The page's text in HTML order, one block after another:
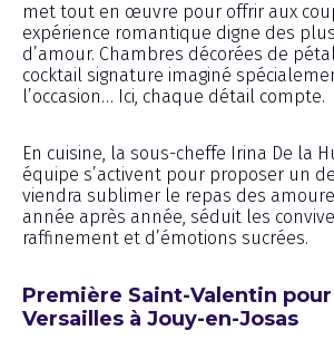
met tout en œuvre pour offrir aux
expérience romantique digne des
d’amour. Chambres décorées de
cocktail signature imaginé
l’occasion… Ici, chaque détail compte.
En cuisine, la sous-cheffe Irina De la
équipe s’activent pour proposer un
viendra sublimer le repas des
année après année, séduit les
raffinement et d’émotions sucrées.
Première Saint-Valentin pour
Versailles à Jouy-en-Josas